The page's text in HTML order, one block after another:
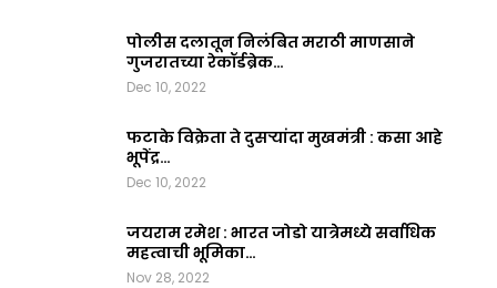
पोलीस दलातून निलंबित मराठी माणसाने
गुजरातच्या रेकॉर्डब्रेक…
Dec 10, 2022
फटाके विक्रेता ते दुसऱ्यांदा मुखमंत्री : कसा आहे
भूपेंद्र…
Dec 10, 2022
जयराम रमेश : भारत जोडो यात्रेमध्ये सर्वाधिक
महत्वाची भूमिका…
Nov 28, 2022